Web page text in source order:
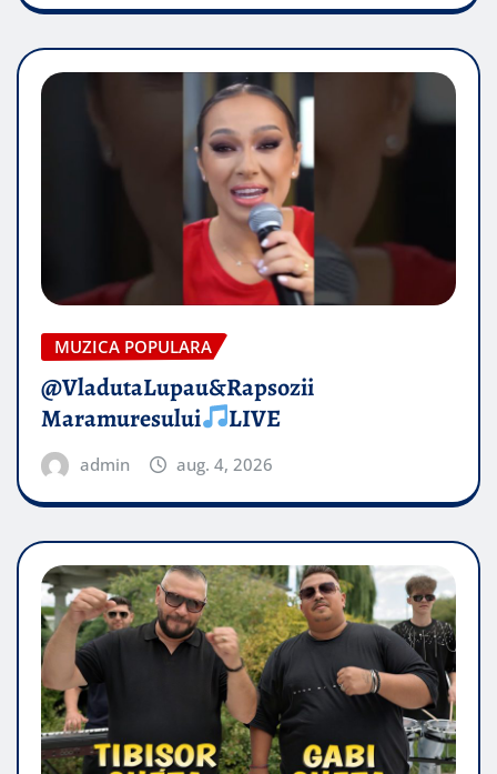
MUZICA POPULARA
@VladutaLupau&Rapsozii
Maramuresului
LIVE
admin aug. 4, 2026